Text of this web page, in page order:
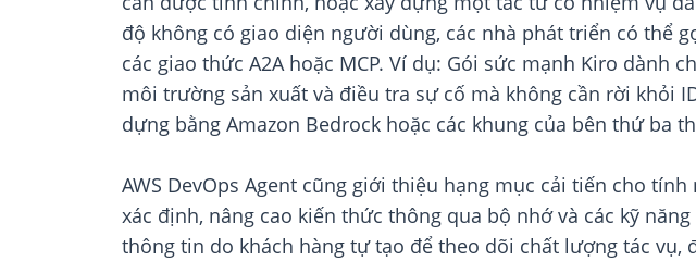
độ không có giao diện người dùng, các nhà phát triển có thể
các giao thức A2A hoặc MCP. Ví dụ: Gói sức mạnh Kiro dành
môi trường sản xuất và điều tra sự cố mà không cần rời khỏi
dựng bằng Amazon Bedrock hoặc các khung của bên thứ ba
AWS DevOps Agent cũng giới thiệu hạng mục cải tiến cho
xác định, nâng cao kiến thức thông qua bộ nhớ và các kỹ
thông tin do khách hàng tự tạo để theo dõi chất lượng tác